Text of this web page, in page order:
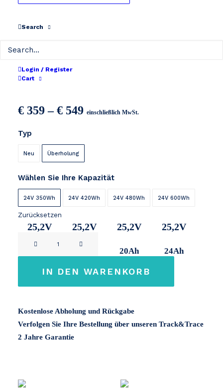
Search
Login / Register
Cart
Flyer NKY 24V
€ 359 –€ 549Preisspanne:
einschließlich MwSt.
Typ
Neu Überholung
Wählen Sie Ihre Kapazität
24V 350Wh
25,2V
24V 420Wh
25,2V
24V 480Wh
25,2V
20Ah
24V 600Wh
25,2V
24Ah
Zurücksetzen
IN DEN WARENKORB
Kostenlose Abholung und Rückgabe
Verfolgen Sie Ihre Bestellung über unseren Track&Trace
2 Jahre Garantie